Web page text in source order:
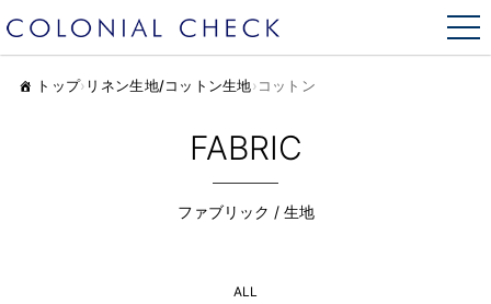
トップ› リネン生地/コットン生地› コットン
FABRIC
ファブリック / 生地
ALL